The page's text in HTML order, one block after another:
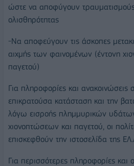
ώστε να αποφύγουν
ολισθηρότητας
-Να αποφεύγουν τις άσκοπες
αιχμής των φαινομένων (έντονη
παγετού)
Για πληροφορίες και ανακοινώσεις
επικρατούσα κατάσταση και την
λόγω εισροής πλημμυρικών
χιονοπτώσεων και παγετού, οι
επισκεφθούν την ιστοσελίδα της
Για περισσότερες πληροφορίες και